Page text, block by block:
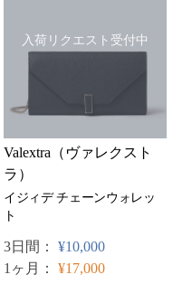
入荷リクエスト受付中
Valextra（ヴァレクスト
ラ）
イジィデ チェーンウォレッ
ト
3日間： ¥10,000
1ヶ月： ¥17,000